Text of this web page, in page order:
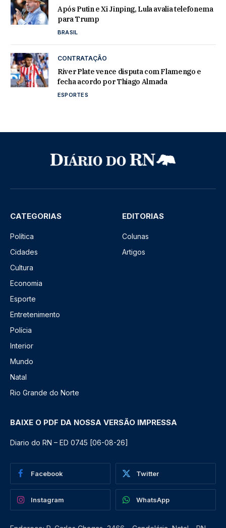
Após Putin e Xi Jinping, Lula avalia telefonema
para Trump
BRASIL
CONTRATAÇÃO
River Plate vence disputa com Flamengo e
fecha acordo por Thiago Almada
ESPORTES
CATEGORIAS
Política
Cidades
Cultura
Economia
Esporte
Entretenimento
Polícia
Interior
Mundo
Natal
Rio Grande do Norte
EDITORIAS
Colunas
Artigos
BAIXE O PDF DA NOSSA VERSÃO IMPRESSA
Diario do RN – ED 0745 [06-08-26]
Facebook Twitter
Instagram WhatsApp